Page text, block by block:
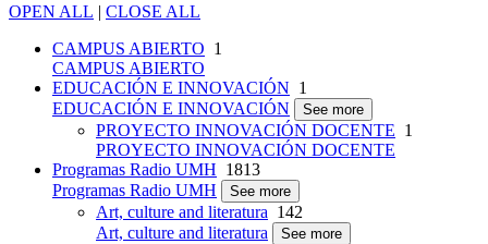
OPEN ALL | CLOSE ALL
CAMPUS ABIERTO 1
CAMPUS ABIERTO
EDUCACIÓN E INNOVACIÓN 1
EDUCACIÓN E INNOVACIÓN
See more
PROYECTO INNOVACIÓN DOCENTE 1
PROYECTO INNOVACIÓN DOCENTE
Programas Radio UMH 1813
Programas Radio UMH
See more
Art, culture and literatura 142
Art, culture and literatura
See more